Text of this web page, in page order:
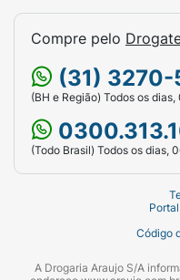
Compre pelo
(31)
(BH e Região) Todos os
(Todo Brasil) Todos os dias,
Código
A Drogaria Araujo S/A